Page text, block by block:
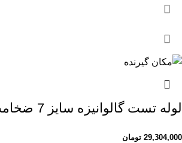
لوله تست گالوانیزه سایز 7 ضخامت 4 وزن 44.4
29,304,000 تومان